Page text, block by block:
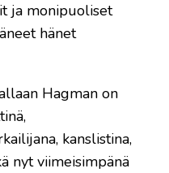
ja monipuoliset
hänet
Hagman on
kanslistina,
nyt viimeisimpänä